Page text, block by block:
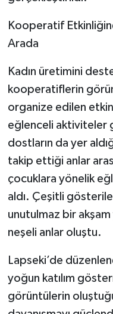
Kooperatif
Arada
Kadın üretimini
kooperatiflerin
organize edilen
eğlenceli aktiviteler
dostların da yer
takip ettiği anlar
çocuklara yönelik
aldı. Çeşitli
unutulmaz bir akşam
neşeli anlar oluştu.
Lapseki’de
yoğun katılım
görüntülerin